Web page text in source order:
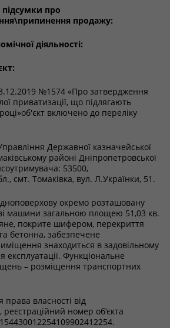
підсумки про
продажу:
діяльності:
№1574 «Про затвердження
приватизації, що підлягають
включено до переліку
Державної казначейської
районі Дніпропетровської
53500,
смт. Томаківка, вул. Л.Українки, 51.
окремо розташовану
машини загальною площею 51,03 кв.
покрите шифером, перекриття
бетонна, забезпечене
знаходиться в задовільному
експлуатації. Функціональне
– розміщення транспортних
власності від
номер об’єкта